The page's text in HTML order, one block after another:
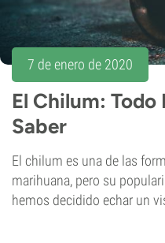
7 de enero de 2020
El Chilum:
Saber
El chilum es una de las
marihuana, pero su
hemos decidido echar un